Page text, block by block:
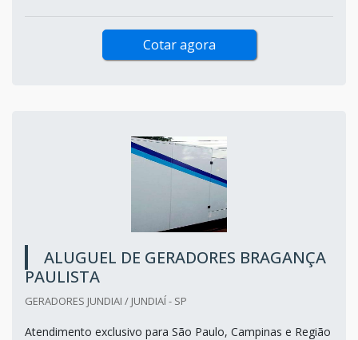
Cotar agora
ALUGUEL DE GERADORES BRAGANÇA
PAULISTA
GERADORES JUNDIAI / JUNDIAÍ - SP
Atendimento exclusivo para São Paulo, Campinas e Região